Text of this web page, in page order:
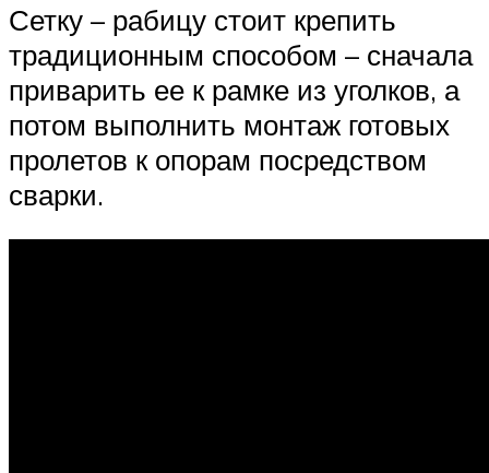
Сетку – рабицу стоит крепить
традиционным способом – сначала
приварить ее к рамке из уголков, а
потом выполнить монтаж готовых
пролетов к опорам посредством
сварки.